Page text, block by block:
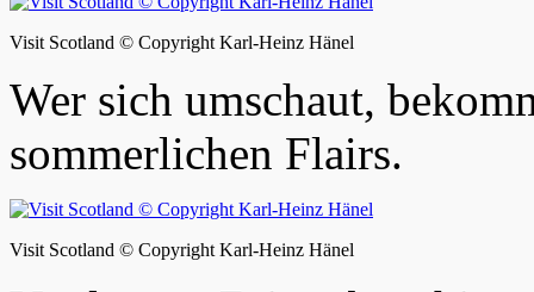
Visit Scotland © Copyright Karl-Heinz Hänel
Wer sich umschaut,
sommerlichen Flairs.
Visit Scotland © Copyright Karl-Heinz Hänel